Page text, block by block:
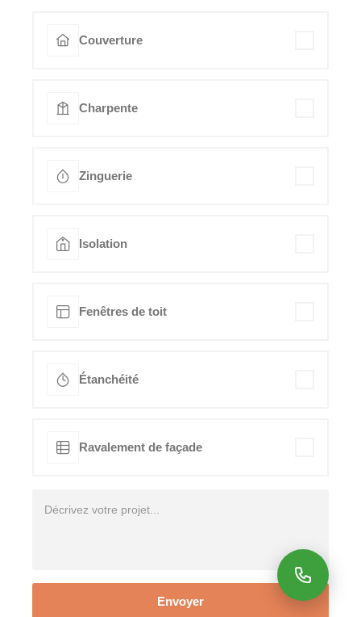
Couverture
Charpente
Zinguerie
Isolation
Fenêtres de toit
Étanchéité
Ravalement de façade
Envoyer